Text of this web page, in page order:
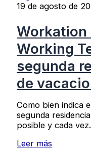
19 de agosto de
Workation
Working
segunda
de
Como bien indica
segunda
posible y cada
Leer más